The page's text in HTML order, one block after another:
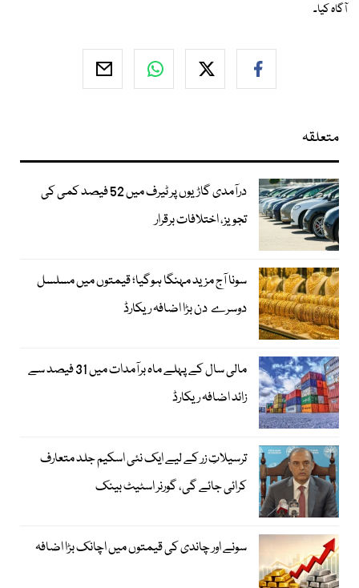
آگاہ کیا۔
متعلقہ
درآمدی گاڑیوں پر ٹیرف میں 52 فیصد کمی کی
تجویز، اختلافات برقرار
سونا آج مزید مہنگا ہوگیا؛ قیمتوں میں مسلسل
دوسرے دن بڑا اضافہ ریکارڈ
مالی سال کے پہلے ماہ برآمدات میں 31 فیصد سے
زائد اضافہ ریکارڈ
ترسیلاتِ زر کے لیے ایک نئی اسکیم جلد متعارف
کرائی جائے گی، گورنر اسٹیٹ بینک
سونے اور چاندی کی قیمتوں میں اچانک بڑا اضافہ